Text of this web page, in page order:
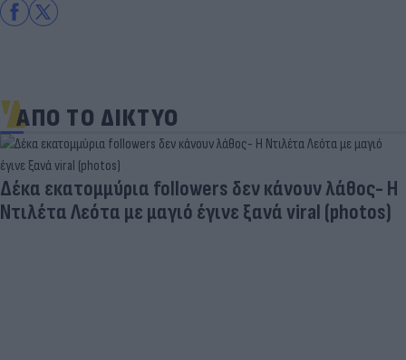
ΑΠΟ ΤΟ ΔΙΚΤΥΟ
Δέκα εκατομμύρια followers δεν κάνουν λάθος- Η
Ντιλέτα Λεότα με μαγιό έγινε ξανά viral (photos)